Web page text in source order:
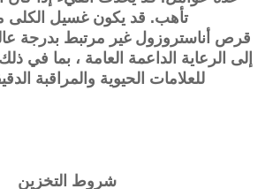
تأهب. قد يكون غسيل الكلى
قرص أناستروزول غير مرتبط بدرجة
إلى الرعاية الداعمة العامة ، بما في
للعلامات الحيوية والمراقبة
شروط التخزين